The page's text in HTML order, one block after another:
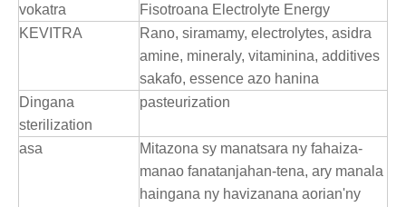
vokatra
Fisotroana Electrolyte Energy
KEVITRA
Rano, siramamy, electrolytes, asidra
amine, mineraly, vitaminina, additives
sakafo, essence azo hanina
Dingana
sterilization
pasteurization
asa
Mitazona sy manatsara ny fahaiza-
manao fanatanjahan-tena, ary manala
haingana ny havizanana aorian'ny